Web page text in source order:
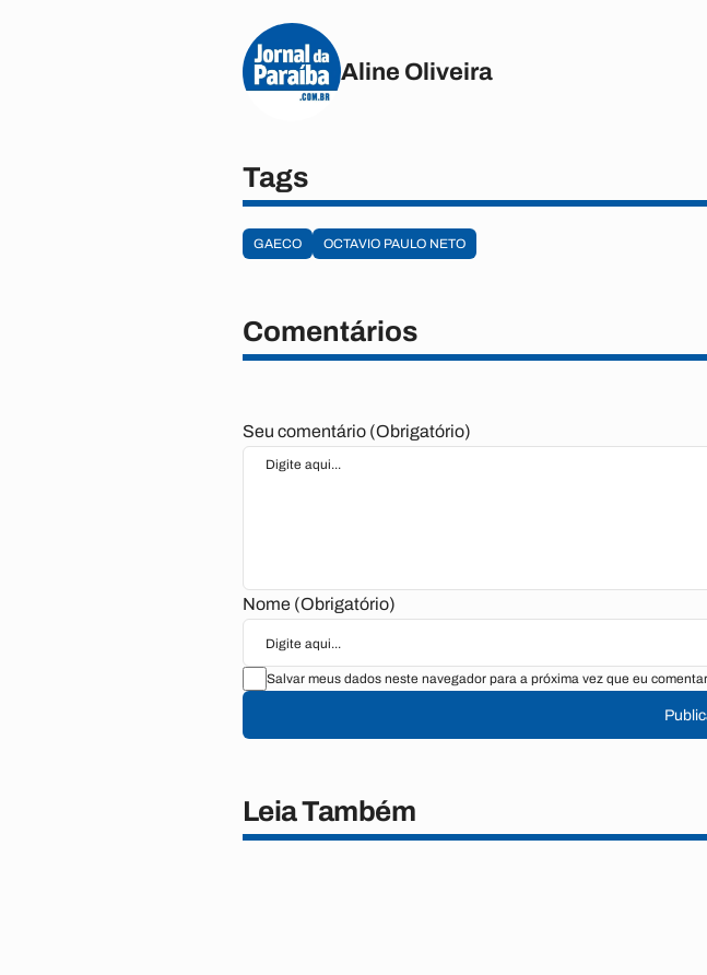
Aline Oliveira
Tags
GAECO OCTAVIO PAULO NETO
Comentários
Seu comentário (Obrigatório)
Nome (Obrigatório)
Salvar meus dados neste navegador para a próxima vez que eu
Leia Também